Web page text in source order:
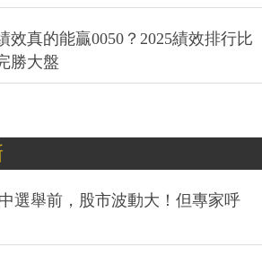
效真的能贏0050？2025績效排行比
勝大盤
選舉前，股市波動大！但專家呼